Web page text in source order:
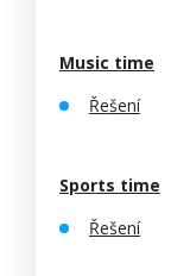
Music time
Řešení
Sports time
Řešení